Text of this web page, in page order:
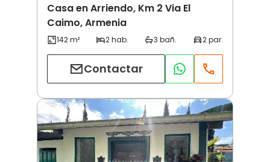
Casa en Arriendo, Km 2 Via El
Caimo, Armenia
Contactar